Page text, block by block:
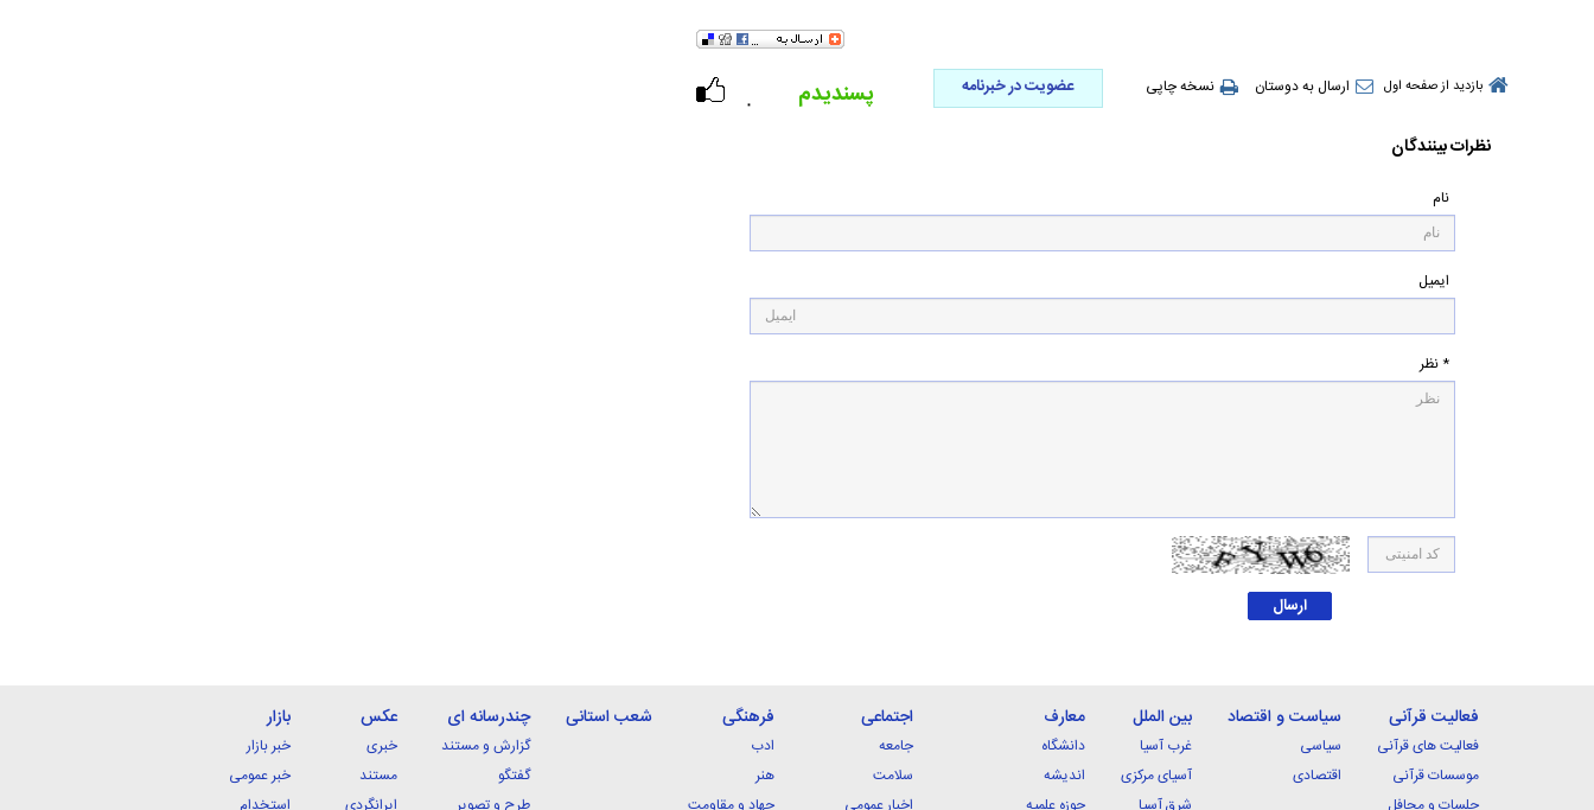
بازدید از صفحه اول ارسال به دوستان نسخه چاپی عضویت در خبرنامه
۰ پسندیدم
نظرات بینندگان
نام
ایمیل
* نظر
فعالیت قرآنی
فعالیت های قرآنی
موسسات قرآنی
جلسات و محافل
سیاست و اقتصاد
سیاسی
اقتصادی
بین الملل
غرب آسیا
آسیای مرکزی
شرق آسیا
معارف
دانشگاه
اندیشه
حوزه علمیه
اجتماعی
جامعه
سلامت
اخبار عمومی
فرهنگی
ادب
هنر
جهاد و مقاومت
شعب استانی چندرسانه ای
گزارش و مستند
گفتگو
طرح و تصویر
عکس
خبری
مستند
ایرانگردی
بازار
خبر بازار
خبر عمومی
استخدام